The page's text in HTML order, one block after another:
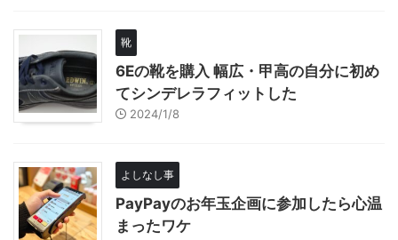
靴
6Eの靴を購入 幅広・甲高の自分に初め
てシンデレラフィットした
2024/1/8
よしなし事
PayPayのお年玉企画に参加したら心温
まったワケ